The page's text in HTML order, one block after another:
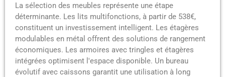
La sélection des meubles représente une étape
déterminante. Les lits multifonctions, à partir de 538€,
constituent un investissement intelligent. Les étagères
modulables en métal offrent des solutions de rangement
économiques. Les armoires avec tringles et étagères
intégrées optimisent l'espace disponible. Un bureau
évolutif avec caissons garantit une utilisation à long